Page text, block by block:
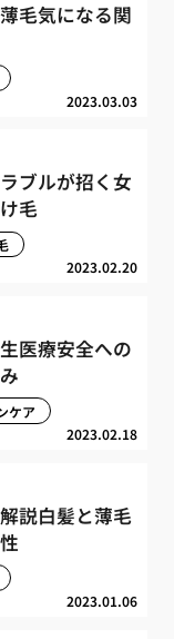
毛気になる関
2023.03.03
ブルが招く女
毛
2023.02.20
医療安全への
2023.02.18
ケア
説白髪と薄毛
2023.01.06